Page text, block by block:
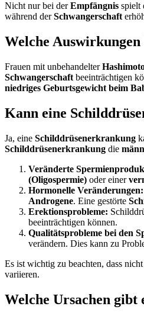
Nicht nur bei derEmpfängnis spielt
während derSchwangerschaft
Welche
Frauen mit unbehandelter
Schwangerschaft beeinträchtigen
niedriges Geburtsgewicht beim
Kann eine
Ja, eine Schilddrüsenerkrankung
Schilddrüsenerkrankung die
Veränderte
(Oligospermie) oder einer
Hormonelle Veränderungen:
Androgene. Eine gestörte
Erektionsprobleme:
beeinträchtigen können.
Qualitätsprobleme bei den
verändern. Dies kann zu
Es ist wichtig zu beachten, dass
variieren.
Welche Ursachen